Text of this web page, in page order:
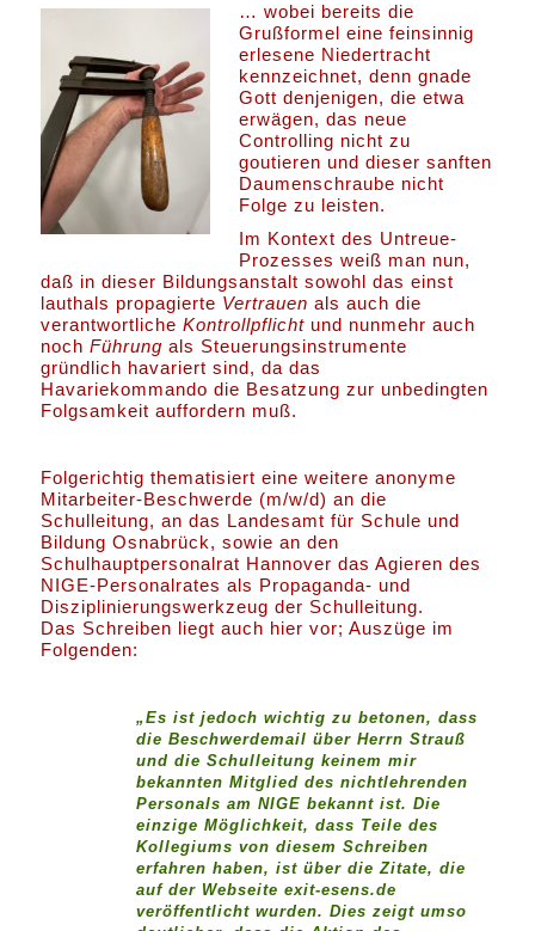
… wobei bereits die
Grußformel eine feinsinnig
erlesene Niedertracht
kennzeichnet, denn gnade
Gott denjenigen, die etwa
erwägen, das neue
Controlling nicht zu
goutieren und dieser sanften
Daumenschraube nicht
Folge zu leisten.
Im Kontext des Untreue-
Prozesses weiß man nun,
daß in dieser Bildungsanstalt sowohl das einst
lauthals propagierte Vertrauen als auch die
verantwortlicheKontrollpflicht und nunmehr auch
nochFührung als Steuerungsinstrumente
gründlich havariert sind, da das
Havariekommando die Besatzung zur unbedingten
Folgsamkeit auffordern muß.
Folgerichtig thematisiert eine weitere anonyme
Mitarbeiter-Beschwerde (m/w/d) an die
Schulleitung, an das Landesamt für Schule und
Bildung Osnabrück, sowie an den
Schulhauptpersonalrat Hannover das Agieren des
NIGE-Personalrates als Propaganda- und
Disziplinierungswerkzeug der Schulleitung.
Das Schreiben liegt auch hier vor; Auszüge im
Folgenden:
„Es ist jedoch wichtig zu betonen, dass
die Beschwerdemail über Herrn Strauß
und die Schulleitung keinem mir
bekannten Mitglied des nichtlehrenden
Personals am NIGE bekannt ist. Die
einzige Möglichkeit, dass Teile des
Kollegiums von diesem Schreiben
erfahren haben, ist über die Zitate, die
auf der Webseite exit-esens.de
veröffentlicht wurden. Dies zeigt umso